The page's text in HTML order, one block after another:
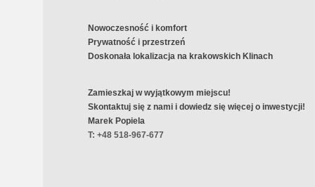
Nowoczesność i komfort
Prywatność i przestrzeń
Doskonała lokalizacja na krakowskich Klinach
Zamieszkaj w wyjątkowym miejscu!
Skontaktuj się z nami i dowiedz się więcej o inwestycji!
Marek Popiela
T: +48 518-967-677